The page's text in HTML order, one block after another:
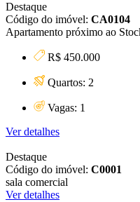
Destaque
Código do imóvel: CA0104
Apartamento próximo ao
R$ 450.000
Quartos: 2
Vagas: 1
Ver detalhes
Destaque
Código do imóvel: C0001
sala comercial
Ver detalhes